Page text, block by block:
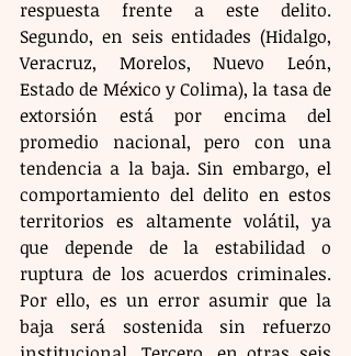
respuesta frente a este delito.
Segundo, en seis entidades (Hidalgo,
Veracruz, Morelos, Nuevo León,
Estado de México y Colima), la tasa de
extorsión está por encima del
promedio nacional, pero con una
tendencia a la baja. Sin embargo, el
comportamiento del delito en estos
territorios es altamente volátil, ya
que depende de la estabilidad o
ruptura de los acuerdos criminales.
Por ello, es un error asumir que la
baja será sostenida sin refuerzo